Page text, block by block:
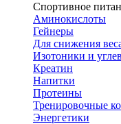
Спортивное
Аминокислоты
Гейнеры
Для снижения
Изотоники и
Креатин
Напитки
Протеины
Тренировочные
Энергетики